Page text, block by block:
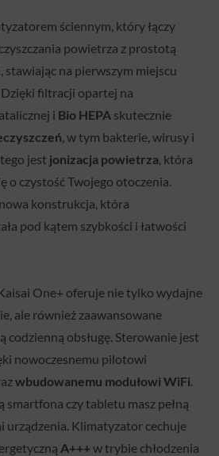
ściennym, który łączy
powietrza z prostotą
stawiając na pierwszym miejscu
filtracji opartej na
i Bio HEPA skutecznie
, w tym bakterie, wirusy i
jest jonizacja powietrza , która
o czystość Twojego otoczenia.
konstrukcja, która
pod kątem szybkości i łatwości
One+ oferuje nie tylko wydajne
ale również zaawansowane
codzienną obsługę. Sterowanie jest
nowoczesnemu pilotowi
wbudowanemu modułowi WiFi
smartfona czy tabletu masz pełną
urządzenia. Klimatyzator cechuje
A+++w trybie chłodzenia